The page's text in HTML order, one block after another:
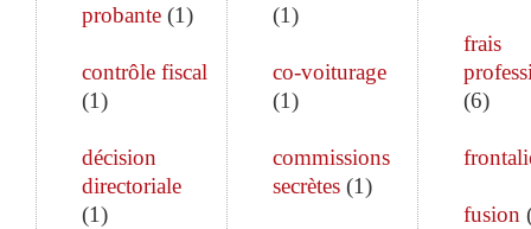
probante (1)
contrôle fiscal
(1)
décision
directoriale
(1)
(1)
co-voiturage
(1)
commissions
secrètes(1)
frais
(6)
fusion